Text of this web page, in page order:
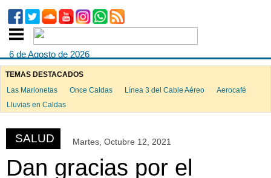
6 de Agosto de 2026
TEMAS DESTACADOS
Las Marionetas
Once Caldas Línea 3 del Cable Aéreo
Aerocafé
Lluvias en Caldas
SALUD Martes, Octubre 12, 2021
Dan gracias por el